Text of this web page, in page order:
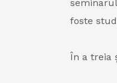
foste
În a treia